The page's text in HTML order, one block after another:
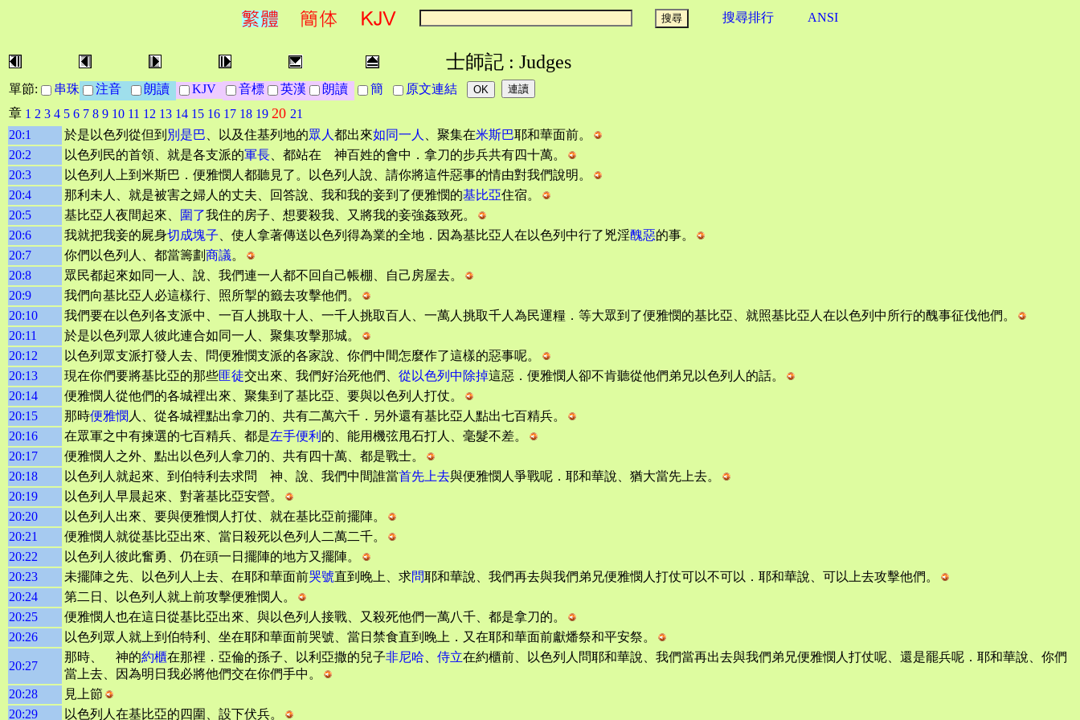
搜尋排行 ANSI
士師記 : Judges
單節: 串珠 注音 朗讀 KJV 音標 英漢 朗讀 簡
原文連結
章 1 2 3 4 5 6 7 8 9 10 11 12 13 14 15 16 17 18 19 20 21
20:1
於是以色列從但到 別是巴 、以及住基列地的眾人 都出來如同一人 、聚集在米斯巴耶和華面前。
20:2
以色列民的首領、就是各支派的軍長 、都站在 神百姓的會中．拿刀的步兵共有四十萬。
20:3
以色列人上到米斯巴．便雅憫人都聽見了。以色列人說、請你將這件惡事的情由對我們說明。
20:4
那利未人、就是被害之婦人的丈夫、回答說、我和我的妾到了便雅憫的基比亞住宿。
20:5
基比亞人夜間起來、 圍了我住的房子、想要殺我、又將我的妾強姦致死。
20:6
我就把我妾的屍身切成塊子 、使人拿著傳送以色列得為業的全地．因為基比亞人在以色列中行了兇淫醜惡的事。
20:7
你們以色列人、都當籌劃商議。
20:8
眾民都起來如同一人、說、我們連一人都不回自己帳棚、自己房屋去。
20:9
我們向基比亞人必這樣行、照所掣的籤去攻擊他們。
20:10
我們要在以色列各支派中、一百人挑取十人、一千人挑取百人、一萬人挑取千人為民運糧．等大眾到了便雅憫的基比亞、就照基比亞人在以色列中所行的醜事征伐他們。
20:11
於是以色列眾人彼此連合如同一人、聚集攻擊那城。
20:12
以色列眾支派打發人去、問便雅憫支派的各家說、你們中間怎麼作了這樣的惡事呢。
20:13
現在你們要將基比亞的那些匪徒交出來、我們好治死他們、 從以色列中除掉這惡．便雅憫人卻不肯聽從他們弟兄以色列人的話。
20:14
便雅憫人從他們的各城裡出來、聚集到了基比亞、要與以色列人打仗。
20:15
那時便雅憫 人、從各城裡點出拿刀的、共有二萬六千．另外還有基比亞人點出七百精兵。
20:16
在眾軍之中有揀選的七百精兵、都是左手便利 的、能用機弦甩石打人、毫髮不差。
20:17
便雅憫人之外、點出以色列人拿刀的、共有四十萬、都是戰士。
20:18
以色列人就起來、到伯特利去求問 神、說、我們中間誰當首先上去與便雅憫人爭戰呢．耶和華說、猶大當先上去。
20:19
以色列人早晨起來、對著基比亞安營。
20:20
以色列人出來、要與便雅憫人打仗、就在基比亞前擺陣。
20:21
便雅憫人就從基比亞出來、當日殺死以色列人二萬二千。
20:22
以色列人彼此奮勇、仍在頭一日擺陣的地方又擺陣。
20:23
未擺陣之先、以色列人上去、在耶和華面前哭號直到晚上、求問耶和華說、我們再去與我們弟兄便雅憫人打仗可以不可以．耶和華說、可以上去攻擊他們。
20:24
第二日、以色列人就上前攻擊便雅憫人。
20:25
便雅憫人也在這日從基比亞出來、與以色列人接戰、又殺死他們一萬八千、都是拿刀的。
20:26
以色列眾人就上到伯特利、坐在耶和華面前哭號、當日禁食直到晚上．又在耶和華面前獻燔祭和平安祭。
20:27
那時、 神的約櫃在那裡．亞倫的孫子、以利亞撒的兒子非尼哈 侍立在約櫃前、以色列人問耶和華說、我們當再出去與我們弟兄便雅憫人打仗呢、還是罷兵呢．耶和華說、你們
當上去、因為明日我必將他們交在你們手中。
20:28
見上節
20:29
以色列人在基比亞的四圍、設下伏兵。